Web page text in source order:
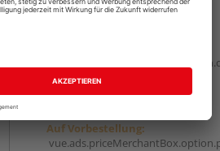
Auf Vorbestellung: